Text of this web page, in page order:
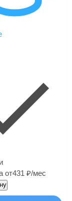
от431 /мес